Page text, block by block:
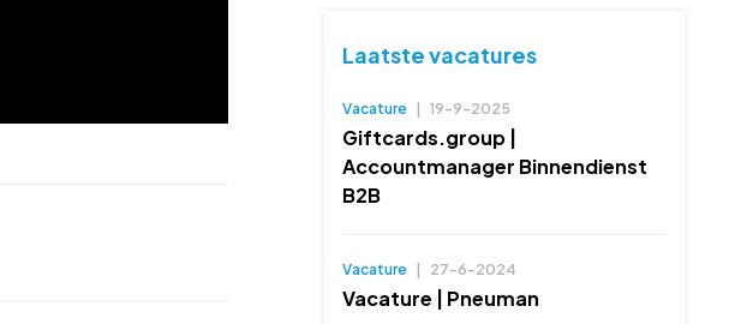
Laatste vacatures
Vacature 19-9-2025
Giftcards.group |
Accountmanager Binnendienst
B2B
Vacature 27-6-2024
Vacature | Pneuman